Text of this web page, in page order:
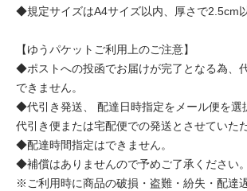
◆規定サイズはA4サイズ以内、厚さで2.5cm以
【ゆうパケットご利用上のご注意】
◆ポストへの投函でお届けが完了となる為、
できません。
◆代引き発送、 配達日時指定をメール便を選
代引き便または宅配便での発送とさせていた
◆配達時間指定はできません。
◆補償はありませんので予めご了承ください。
※ご利用時に商品の破損・盗難・紛失・配達